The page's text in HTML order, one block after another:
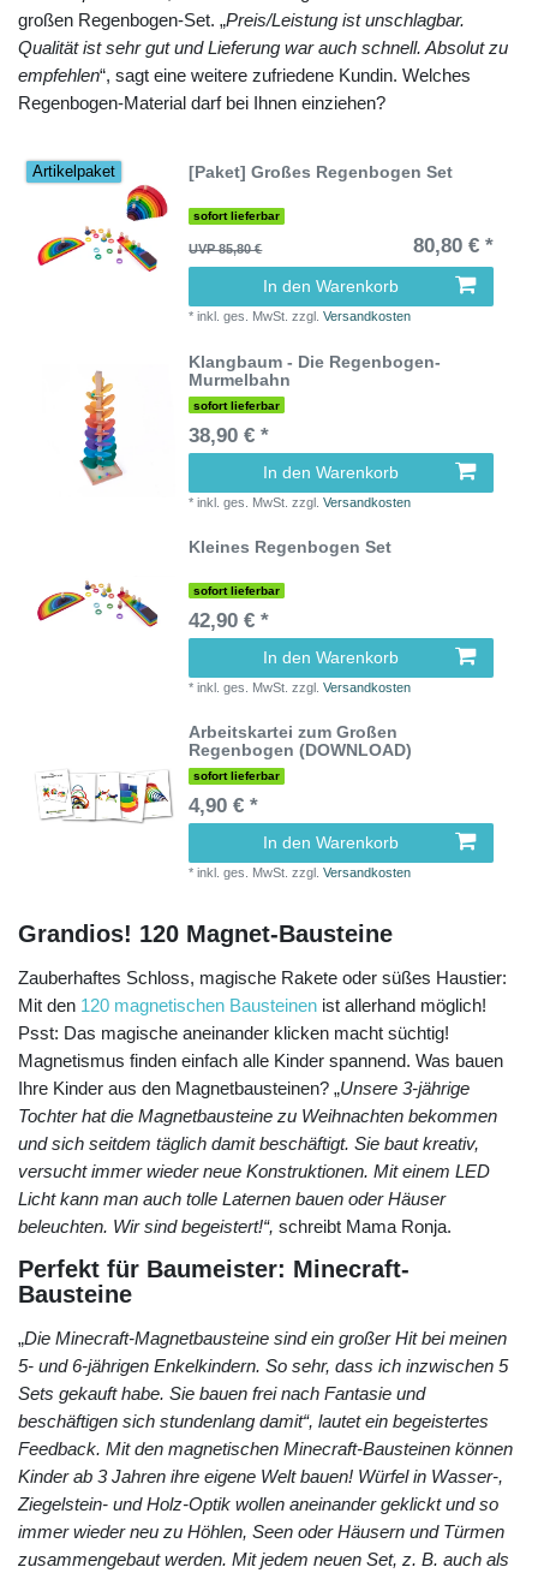
großen Regenbogen-Set. „Preis/Leistung ist unschlagbar.
Qualität ist sehr gut und Lieferung war auch schnell. Absolut zu
empfehlen“, sagt eine weitere zufriedene Kundin. Welches
Regenbogen-Material darf bei Ihnen einziehen?
Artikelpaket [Paket] Großes Regenbogen Set
sofort lieferbar
UVP 85,80 € 80,80 € *
In den Warenkorb
*inkl. ges. MwSt. zzgl.Versandkosten
Klangbaum - Die Regenbogen-
Murmelbahn
sofort lieferbar
38,90 € *
In den Warenkorb
*inkl. ges. MwSt. zzgl.Versandkosten
Kleines Regenbogen Set
sofort lieferbar
42,90 € *
In den Warenkorb
*inkl. ges. MwSt. zzgl.Versandkosten
Arbeitskartei zum Großen
Regenbogen (DOWNLOAD)
sofort lieferbar
4,90 € *
In den Warenkorb
*inkl. ges. MwSt. zzgl.Versandkosten
Grandios! 120 Magnet-Bausteine
Zauberhaftes Schloss, magische Rakete oder süßes Haustier:
Mit den 120 magnetischen Bausteinen ist allerhand möglich!
Psst: Das magische aneinander klicken macht süchtig!
Magnetismus finden einfach alle Kinder spannend. Was bauen
Ihre Kinder aus den Magnetbausteinen? „Unsere 3-jährige
Tochter hat die Magnetbausteine zu Weihnachten bekommen
und sich seitdem täglich damit beschäftigt. Sie baut kreativ,
versucht immer wieder neue Konstruktionen. Mit einem LED
Licht kann man auch tolle Laternen bauen oder Häuser
beleuchten. Wir sind begeistert!“, schreibt Mama Ronja.
Perfekt für Baumeister: Minecraft-
Bausteine
„Die Minecraft-Magnetbausteine sind ein großer Hit bei meinen
5- und 6-jährigen Enkelkindern. So sehr, dass ich inzwischen 5
Sets gekauft habe. Sie bauen frei nach Fantasie und
beschäftigen sich stundenlang damit“, lautet ein begeistertes
Feedback. Mit den magnetischen Minecraft-Bausteinen können
Kinder ab 3 Jahren ihre eigene Welt bauen! Würfel in Wasser-,
Ziegelstein- und Holz-Optik wollen aneinander geklickt und so
immer wieder neu zu Höhlen, Seen oder Häusern und Türmen
zusammengebaut werden. Mit jedem neuen Set, z. B. auch als